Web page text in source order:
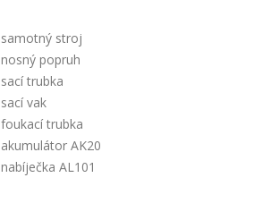
samotný stroj
nosný popruh
sací trubka
sací vak
foukací trubka
akumulátor AK20
nabíječka AL101